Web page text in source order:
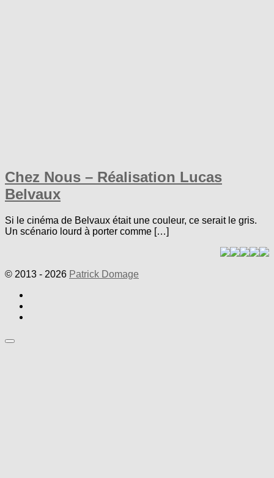
Chez Nous – Réalisation Lucas
Belvaux
Si le cinéma de Belvaux était une couleur, ce serait le gris.
Un scénario lourd à porter comme […]
© 2013 - 2026 Patrick Domage